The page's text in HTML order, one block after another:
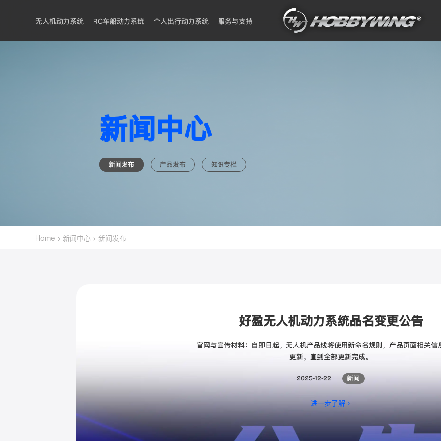
无人机动力系统 RC车船动力系统 个人出行动力系统 服务与支持
新闻中心
新闻发布 产品发布 知识专栏
Home > 新闻中心 > 新闻发布
好盈无人机动力系统品名变更公告
官网与宣传材料：自即日起，无人机产品线将使用新命名规则，产品页面相关信
更新，直到全部更新完成。
2025-12-22 新闻
进一步了解 >